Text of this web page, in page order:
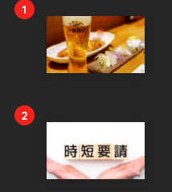
1
2